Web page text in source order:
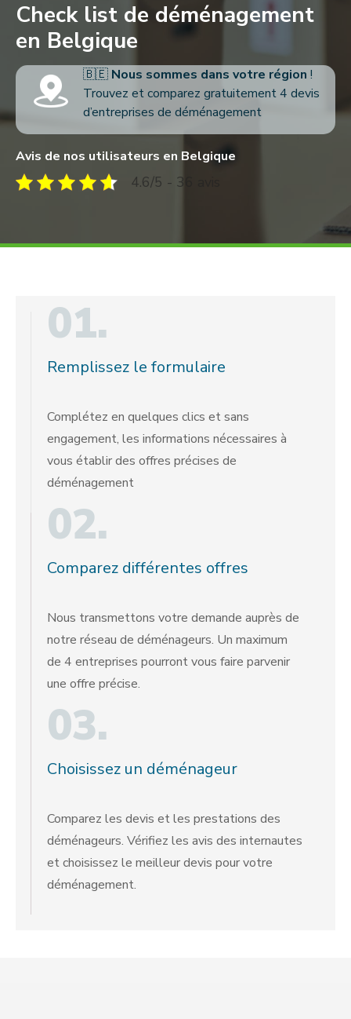
Check list de déménagement
en Belgique
🇧🇪 Nous sommes dans votre région !
Trouvez et comparez gratuitement 4 devis
d’entreprises de déménagement
Avis de nos utilisateurs en Belgique
4.6/5 - 36 avis
01.
Remplissez le formulaire
Complétez en quelques clics et sans
engagement, les informations nécessaires à
vous établir des offres précises de
déménagement
02.
Comparez différentes offres
Nous transmettons votre demande auprès de
notre réseau de déménageurs. Un maximum
de 4 entreprises pourront vous faire parvenir
une offre précise.
03.
Choisissez un déménageur
Comparez les devis et les prestations des
déménageurs. Vérifiez les avis des internautes
et choisissez le meilleur devis pour votre
déménagement.